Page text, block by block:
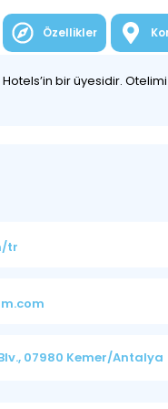
Özellikler
bir üyesidir.
tr
07980 Kemer/Antalya